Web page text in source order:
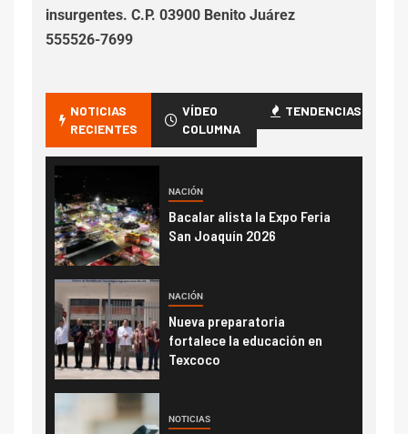
insurgentes. C.P. 03900 Benito Juárez
555526-7699
NOTICIAS
RECIENTES
VÍDEO
COLUMNA
TENDENCIAS
NACIÓN
Bacalar alista la Expo Feria
San Joaquín 2026
NACIÓN
Nueva preparatoria
fortalece la educación en
Texcoco
NOTICIAS